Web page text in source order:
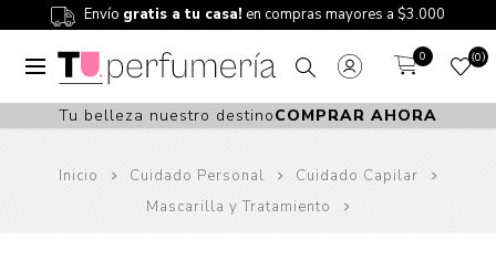
Envío gratis a tu casa! en compras mayores a $3.000
0 0
Tu belleza nuestro destinoCOMPRAR AHORA
Inicio Cuidado Personal
Cuidado Capilar
Mascarilla y Tratamiento